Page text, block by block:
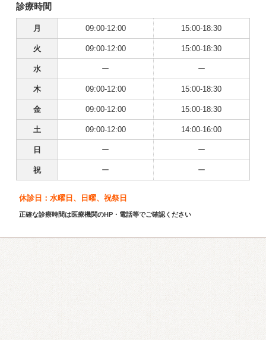
診療時間
月 09:00-12:00 15:00-18:30
火 09:00-12:00 15:00-18:30
水 ー ー
木 09:00-12:00 15:00-18:30
金 09:00-12:00 15:00-18:30
土 09:00-12:00 14:00-16:00
日 ー ー
祝 ー ー
休診日：水曜日、日曜、祝祭日
正確な診療時間は医療機関のHP・電話等でご確認ください